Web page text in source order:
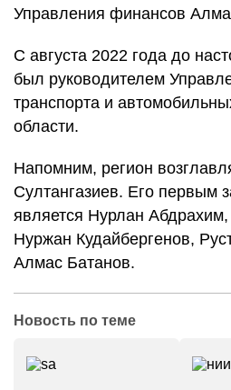
Управления финансов
С августа 2022 года до
был руководителем
транспорта и
области.
Напомним, регион
Султангазиев. Его первым
является Нурлан
Нуржан Кудайбергенов,
Алмас Батанов.
Новость по теме